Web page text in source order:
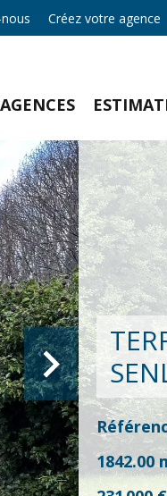
Créez votre agence
1842.00